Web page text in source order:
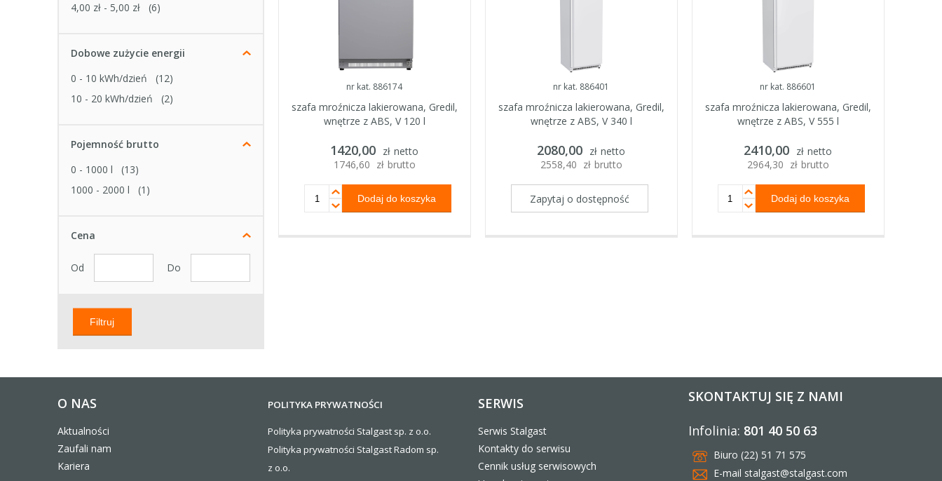
4,00 zł - 5,00 zł
(6)
Dobowe zużycie energii
0 - 10 kWh/dzień
(12)
10 - 20 kWh/dzień
(2)
Pojemność brutto
0 - 1000 l
(13)
1000 - 2000 l
(1)
Cena
Od Do
Filtruj
nr kat. 886174
szafa mroźnicza lakierowana, Gredil,
wnętrze z ABS, V 120 l
1420,00 zł netto
1746,60 zł brutto
nr kat. 886401
szafa mroźnicza lakierowana, Gredil,
wnętrze z ABS, V 340 l
2080,00 zł netto
2558,40 zł brutto
Zapytaj o dostępność
nr kat. 886601
szafa mroźnicza lakierowana, Gredil,
wnętrze z ABS, V 555 l
2410,00 zł netto
2964,30 zł brutto
O NAS
Aktualności
Zaufali nam
Kariera
POLITYKA PRYWATNOŚCI
Polityka prywatności Stalgast sp. z o.o.
Polityka prywatności Stalgast Radom sp.
z o.o.
SERWIS
Serwis Stalgast
Kontakty do serwisu
Cennik usług serwisowych
SKONTAKTUJ SIĘ Z NAMI
Infolinia: 801 40 50 63
Biuro (22) 51 71 575
E-mail stalgast@stalgast.com